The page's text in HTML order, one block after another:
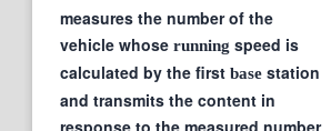
measures the number of the
vehicle whose running speed is
calculated by the first base station
and transmits the content in
response to the measured number